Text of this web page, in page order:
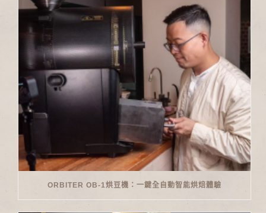
ORBITER OB-1烘豆機：一鍵全自動智能烘焙體驗